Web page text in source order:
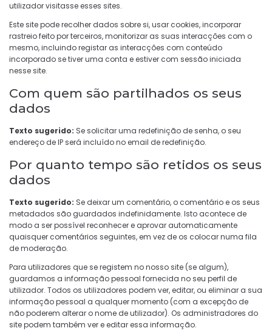
utilizador visitasse esses sites.
Este site pode recolher dados sobre si, usar cookies, incorporar
rastreio feito por terceiros, monitorizar as suas interacções com o
mesmo, incluindo registar as interacções com conteúdo
incorporado se tiver uma conta e estiver com sessão iniciada
nesse site.
Com quem são partilhados os seus
dados
Texto sugerido: Se solicitar uma redefinição de senha, o seu
endereço de IP será incluído no email de redefinição.
Por quanto tempo são retidos os seus
dados
Texto sugerido: Se deixar um comentário, o comentário e os seus
metadados são guardados indefinidamente. Isto acontece de
modo a ser possível reconhecer e aprovar automaticamente
quaisquer comentários seguintes, em vez de os colocar numa fila
de moderação.
Para utilizadores que se registem no nosso site (se algum),
guardamos a informação pessoal fornecida no seu perfil de
utilizador. Todos os utilizadores podem ver, editar, ou eliminar a sua
informação pessoal a qualquer momento (com a excepção de
não poderem alterar o nome de utilizador). Os administradores do
site podem também ver e editar essa informação.